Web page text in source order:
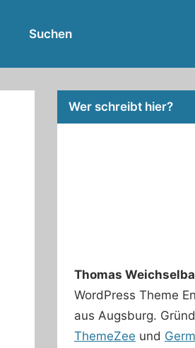
Suchen
Wer schreibt hier?
Thomas
WordPress Theme
aus Augsburg.
ThemeZee und